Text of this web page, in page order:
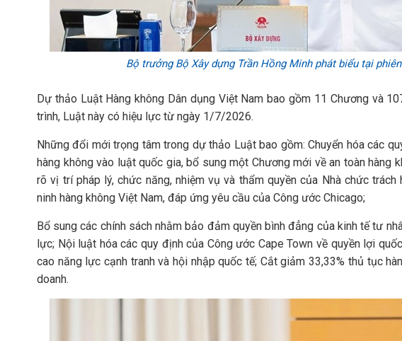
Bộ trưởng Bộ Xây dựng Trần Hồng Minh phát biểu tại
Dự thảo Luật Hàng không Dân dụng Việt Nam bao gồm 11 Chương và
trình, Luật này có hiệu lực từ ngày 1/7/2026.
Những đổi mới trọng tâm trong dự thảo Luật bao gồm: Chuyển hóa các
hàng không vào luật quốc gia, bổ sung một Chương mới về an toàn hàng
rõ vị trí pháp lý, chức năng, nhiệm vụ và thẩm quyền của Nhà chức
ninh hàng không Việt Nam, đáp ứng yêu cầu của Công ước Chicago;
Bổ sung các chính sách nhằm bảo đảm quyền bình đẳng của kinh tế tư
lực; Nội luật hóa các quy định của Công ước Cape Town về quyền lợi
cao năng lực cạnh tranh và hội nhập quốc tế; Cắt giảm 33,33% thủ tục
doanh.